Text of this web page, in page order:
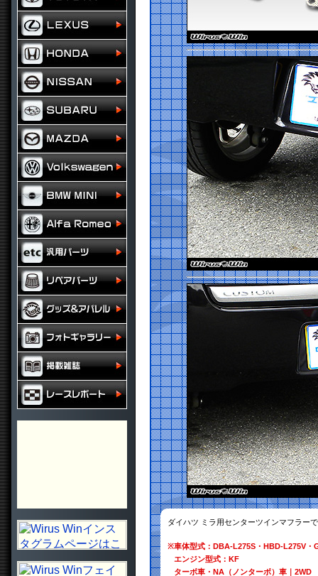
ダイハツ ミラ用センターツインマフラー
※車体型式：DBA-L275S・HBD-L275V・
エンジン型式：KF
ターボ車・NA（ノンターボ）車｜2WD